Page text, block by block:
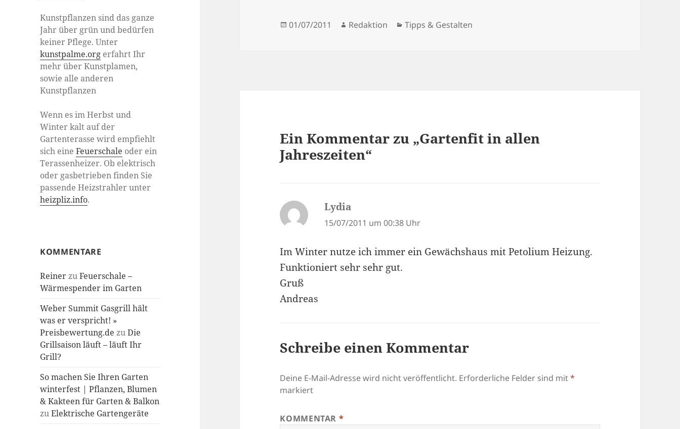
Kunstpflanzen sind das ganze
Jahr über grün und bedürfen
keiner Pflege. Unter
kunstpalme.org erfahrt Ihr
mehr über Kunstplamen,
sowie alle anderen
Kunstpflanzen
Wenn es im Herbst und
Winter kalt auf der
Gartenterasse wird empfiehlt
sich eineFeuerschale oder ein
Terassenheizer. Ob elektrisch
oder gasbetrieben finden Sie
passende Heizstrahler unter
heizpliz.info.
KOMMENTARE
ReinerzuFeuerschale –
Wärmespender im Garten
Weber Summit Gasgrill hält
was er verspricht! »
Preisbewertung.de zuDie
Grillsaison läuft – läuft Ihr
Grill?
So machen Sie Ihren Garten
winterfest | Pflanzen, Blumen
& Kakteen für Garten & Balkon
zuElektrische Gartengeräte
Veröffentlicht
01/07/2011 Autor
Redaktion Kategorien
Tipps & Gestalten
Ein Kommentar zu „Gartenfit in allen
Jahreszeiten“
Lydia
15/07/2011 um 00:38 Uhr
Im Winter nutze ich immer ein Gewächshaus mit Petolium Heizung.
Funktioniert sehr sehr gut.
Gruß
Andreas
Schreibe einen Kommentar
Deine E-Mail-Adresse wird nicht veröffentlicht. Erforderliche Felder sind mit*
markiert
KOMMENTAR *